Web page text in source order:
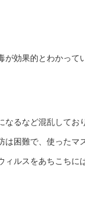
効果的とわかって
るなど混乱してお
は困難で、使ったマ
ルスをあちこちに